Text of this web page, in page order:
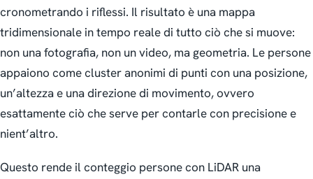
cronometrando i riflessi. Il risultato è una mappa
tridimensionale in tempo reale di tutto ciò che si muove:
non una fotografia, non un video, ma geometria. Le persone
appaiono come cluster anonimi di punti con una posizione,
un’altezza e una direzione di movimento, ovvero
esattamente ciò che serve per contarle con precisione e
nient’altro.
Questo rende il conteggio persone con LiDAR una